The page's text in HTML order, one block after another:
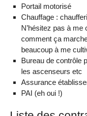
Portail motorisé
Chauffage :
N’hésitez pas à
comment ça
beaucoup à me
Bureau de contrôle
les ascenseurs etc
Assurance
PAI (eh oui !)